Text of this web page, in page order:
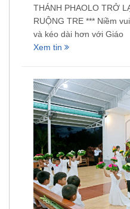
THÁNH PHAOLO TRỞ
RUỘNG TRE *** Niềm
và kéo dài hơn với Giáo
Xem tin